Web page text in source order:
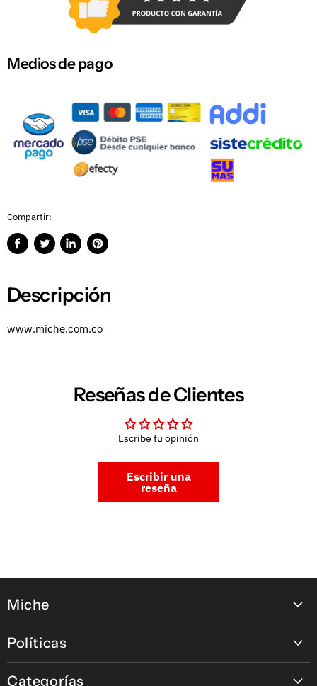
Medios de pago
Compartir:
CompartirPublicarCompartirGuardar
Descripción
www.miche.com.co
Reseñas de Clientes
Escribe tu opinión
Escribir una
reseña
Miche
Nuestras tiendas
Nuestras Marcas
Políticas
Categorías